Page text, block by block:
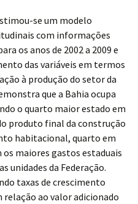
se um modelo
com informações
os anos de 2002 a 2009 e
das variáveis em termos
à produção do setor da
que a Bahia ocupa
o quarto maior estado em
produto final da construção
habitacional, quarto em
maiores gastos estaduais
unidades da Federação.
taxas de crescimento
relação ao valor adicionado